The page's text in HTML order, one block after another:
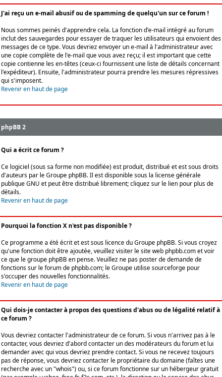
J'ai reçu un e-mail abusif ou de spamming de quelqu'un sur ce forum !
Nous sommes peinés d'apprendre cela. La fonction d'e-mail intégré au forum
inclut des sauvegardes pour essayer de traquer les utilisateurs qui envoient des
messages de ce type. Vous devriez envoyer un e-mail à l'administrateur avec
une copie complète de l'e-mail que vous avez reçu; il est important que cette
copie contienne les en-têtes (ceux-ci fournissent une liste de détails concernant
l'expéditeur). Ensuite, l'administrateur pourra prendre les mesures répressives
qui s'imposent.
Revenir en haut de page
phpBB 2
Qui a écrit ce forum ?
Ce logiciel (sous sa forme non modifiée) est produit, distribué et est sous droits
d'auteurs par leGroupe phpBB. Il est disponible sous la license générale
publique GNU et peut être distribué librement; cliquez sur le lien pour plus de
détails.
Revenir en haut de page
Pourquoi la fonction X n'est pas disponible ?
Ce programme a été écrit et est sous licence du Groupe phpBB. Si vous croyez
qu'une fonction doit être ajoutée, veuillez visiter le site web phpbb.com et voir
ce que le groupe phpBB en pense. Veuillez ne pas poster de demande de
fonctions sur le forum de phpbb.com; le Groupe utilise sourceforge pour
s'occuper des nouvelles fonctionnalités.
Revenir en haut de page
Qui dois-je contacter à propos des questions d'abus ou de légalité relatif à
ce forum ?
Vous devriez contacter l'administrateur de ce forum. Si vous n'arrivez pas à le
contacter, vous devriez d'abord contacter un des modérateurs du forum et lui
demander avec qui vous devriez prendre contact. Si vous ne recevez toujours
pas de réponse, vous devriez contacter le propriétaire du domaine (faîtes une
recherche avec un "whois") ou, si ce forum fonctionne sur un hébergeur gratuit